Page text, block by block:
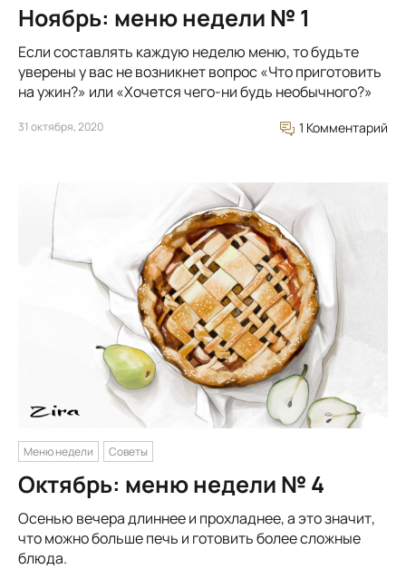
Ноябрь: меню недели № 1
Если составлять каждую неделю меню, то будьте
уверены у вас не возникнет вопрос «Что приготовить
на ужин?» или «Хочется чего-ни будь необычного?»
31 октября, 2020 1 Комментарий
Меню недели Советы
Октябрь: меню недели № 4
Осенью вечера длиннее и прохладнее, а это значит,
что можно больше печь и готовить более сложные
блюда.